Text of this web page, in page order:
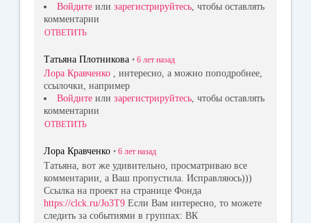
Войдите или зарегистрируйтесь , чтобы оставлять
комментарии
ОТВЕТИТЬ
Татьяна Плотникова • 6 лет назад
Лора Кравченко , интересно, а можно поподробнее,
ссылочки, например
Войдите или зарегистрируйтесь, чтобы оставлять
комментарии
ОТВЕТИТЬ
Лора Кравченко • 6 лет назад
Татьяна, вот же удивительно, просматриваю все
комментарии, а Ваш пропустила. Исправляюсь)))
Ссылка на проект на странице Фонда
https://clck.ru/Jo3T9 Если Вам интересно, то можете
следить за событиями в группах: ВК